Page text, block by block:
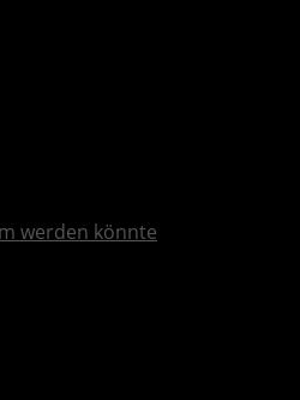
werden könnte